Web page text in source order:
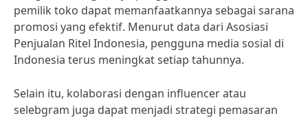
pemilik toko dapat memanfaatkannya sebagai sarana
promosi yang efektif. Menurut data dari Asosiasi
Penjualan Ritel Indonesia, pengguna media sosial di
Indonesia terus meningkat setiap tahunnya.
Selain itu, kolaborasi dengan influencer atau
selebgram juga dapat menjadi strategi pemasaran